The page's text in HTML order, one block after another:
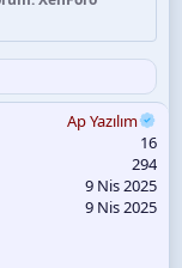
Ap Yazılım
16
294
9 Nis 2025
9 Nis 2025